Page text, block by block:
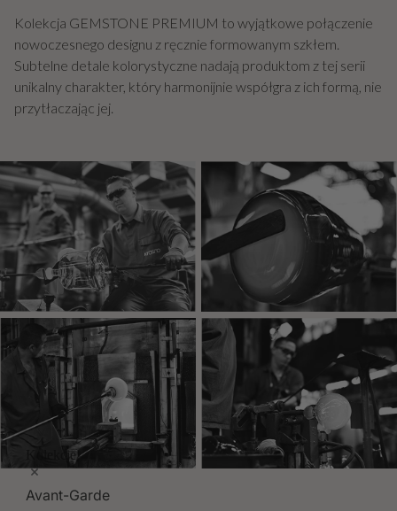
Kolekcje
Avant-Garde
Kolekcja GEMSTONE PREMIUM to wyjątkowe połączenie
nowoczesnego designu z ręcznie formowanym szkłem.
Subtelne detale kolorystyczne nadają produktom z tej serii
unikalny charakter, który harmonijnie współgra z ich formą, nie
przytłaczając jej.